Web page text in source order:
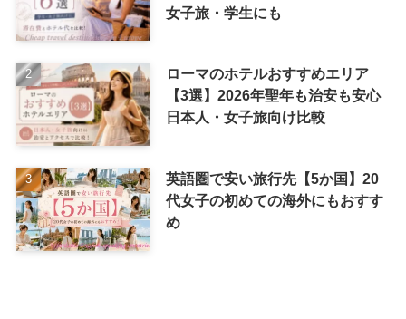
女子旅・学生にも
ローマのホテルおすすめエリア
【3選】2026年聖年も治安も安心
日本人・女子旅向け比較
英語圏で安い旅行先【5か国】20
代女子の初めての海外にもおすす
め